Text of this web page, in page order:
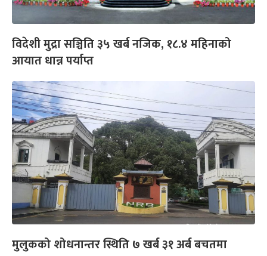
विदेशी मुद्रा सञ्चिति ३५ खर्ब नजिक, १८.४ महिनाको
आयात धान्न पर्याप्त
मुलुकको शोधनान्तर स्थिति ७ खर्ब ३१ अर्ब बचतमा